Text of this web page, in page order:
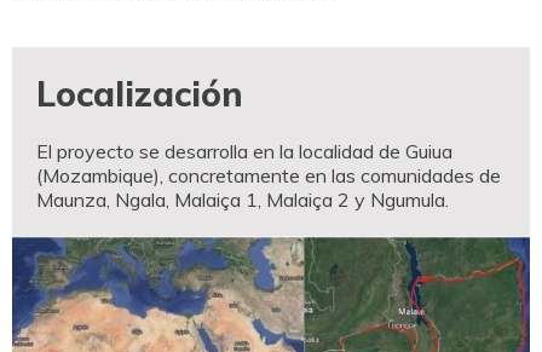
Localización
El proyecto se desarrolla en la localidad de Guiua
(Mozambique), concretamente en las comunidades de
Maunza, Ngala, Malaiça 1, Malaiça 2 y Ngumula.